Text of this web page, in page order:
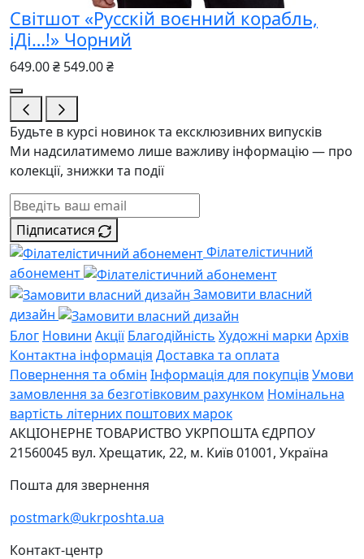
Світшот «Русскій воєнний корабль,
іДі…!» Чорний
649.00 ₴ 549.00 ₴
Будьте в курсі новинок та ексклюзивних випусків
Ми надсилатимемо лише важливу інформацію — про
колекції, знижки та події
Підписатися
Філателістичний
абонемент
Замовити власний
дизайн
Блог Новини Акції Благодійність Художні марки Архів
Контактна інформація Доставка та оплата
Повернення та обмін Інформація для покупцівУмови
замовлення за безготівковим рахунком Номінальна
вартість літерних поштових марок
АКЦІОНЕРНЕ ТОВАРИСТВО УКРПОШТА ЄДРПОУ
21560045 вул. Хрещатик, 22, м. Київ01001, Україна
Пошта для звернення
postmark@ukrposhta.ua
Контакт-центр